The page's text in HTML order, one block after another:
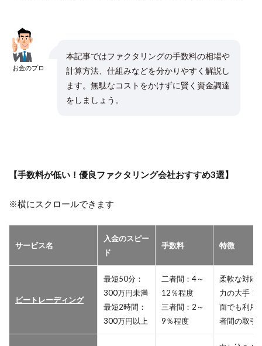
お金のプロ
本記事ではファクタリングの手数料の相場や
計算方法、仕組みなどを分かりやすく解説し
ます。無駄なコストをかけずに賢く資金調達
をしましょう。
【手数料が低い！優良ファクタリング会社おすすめ3選】
※横にスクロールできます
サービス名
入金のスピー
ド
手数料 特徴
ビートレーディング
最短50分：
300万円未満
最短2時間：
300万円以上
二者間：4～
12％程度
三者間：2～
9％程度
柔軟な対応
力の大手！
面でも利用
者間の取引